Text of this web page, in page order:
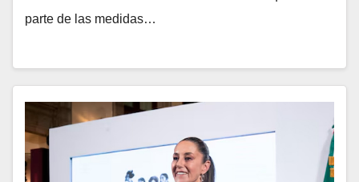
parte de las medidas…